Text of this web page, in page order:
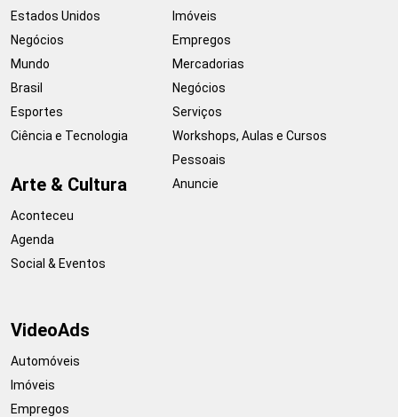
Estados Unidos
Negócios
Mundo
Brasil
Esportes
Ciência e Tecnologia
Arte & Cultura
Aconteceu
Agenda
Social & Eventos
Imóveis
Empregos
Mercadorias
Negócios
Serviços
Workshops, Aulas e Cursos
Pessoais
Anuncie
VideoAds
Automóveis
Imóveis
Empregos